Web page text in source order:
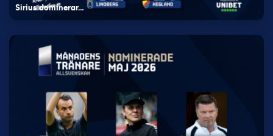
Sirius dominerar…